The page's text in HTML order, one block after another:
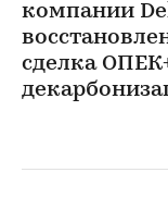
компании
сделка